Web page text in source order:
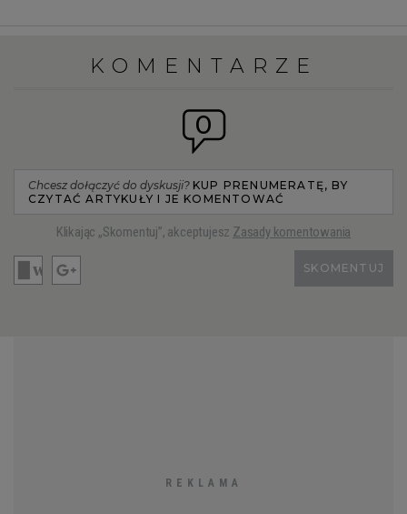
KOMENTARZE
0
Chcesz dołączyć do dyskusji? KUP PRENUMERATĘ, BY
CZYTAĆ ARTYKUŁY I JE KOMENTOWAĆ
Klikając „Skomentuj”, akceptujesz Zasady komentowania
SKOMENTUJ